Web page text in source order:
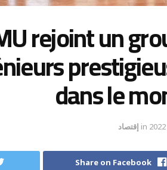
rejoint un
dans le
in إقتصاد
Share on Facebook